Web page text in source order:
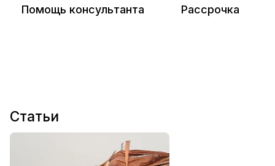
Помощь консультанта Рассрочка
Статьи